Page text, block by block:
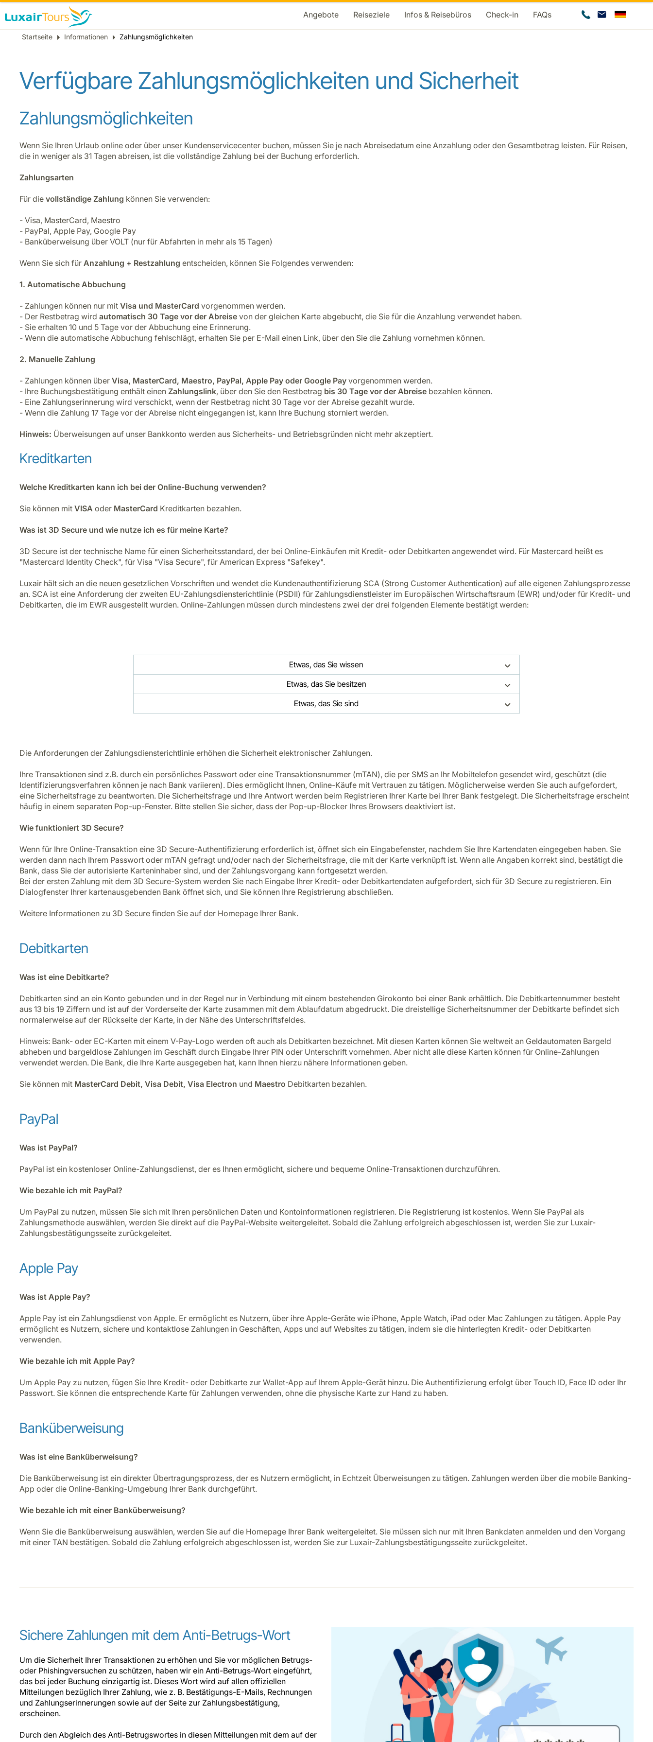
Angebote Reiseziele Infos & Reisebüros Check-in FAQs
Breadcrumb
Startseite Informationen Zahlungsmöglichkeiten
Verfügbare Zahlungsmöglichkeiten und Sicherheit
Zahlungsmöglichkeiten
Wenn Sie Ihren Urlaub online oder über unser Kundenservicecenter buchen, müssen Sie je nach Abreisedatum eine Anzahlung oder den Gesamtbetrag leisten. Für Reisen,
die in weniger als 31 Tagen abreisen, ist die vollständige Zahlung bei der Buchung erforderlich.
Zahlungsarten
Für die vollständige Zahlung können Sie verwenden:
- Visa, MasterCard, Maestro
- PayPal, Apple Pay, Google Pay
- Banküberweisung über VOLT (nur für Abfahrten in mehr als 15 Tagen)
Wenn Sie sich für Anzahlung + Restzahlung entscheiden, können Sie Folgendes verwenden:
1. Automatische Abbuchung
- Zahlungen können nur mit Visa und MasterCard vorgenommen werden.
- Der Restbetrag wird automatisch 30 Tage vor der Abreise von der gleichen Karte abgebucht, die Sie für die Anzahlung verwendet haben.
- Sie erhalten 10 und 5 Tage vor der Abbuchung eine Erinnerung.
- Wenn die automatische Abbuchung fehlschlägt, erhalten Sie per E-Mail einen Link, über den Sie die Zahlung vornehmen können.
2. Manuelle Zahlung
- Zahlungen können über Visa, MasterCard, Maestro, PayPal, Apple Pay oder Google Pay vorgenommen werden.
- Ihre Buchungsbestätigung enthält einen Zahlungslink, über den Sie den Restbetrag bis 30 Tage vor der Abreise bezahlen können.
- Eine Zahlungserinnerung wird verschickt, wenn der Restbetrag nicht 30 Tage vor der Abreise gezahlt wurde.
- Wenn die Zahlung 17 Tage vor der Abreise nicht eingegangen ist, kann Ihre Buchung storniert werden.
Hinweis: Überweisungen auf unser Bankkonto werden aus Sicherheits- und Betriebsgründen nicht mehr akzeptiert.
Kreditkarten
Welche Kreditkarten kann ich bei der Online-Buchung verwenden?
Sie können mit VISA oder MasterCard Kreditkarten bezahlen.
Was ist 3D Secure und wie nutze ich es für meine Karte?
3D Secure ist der technische Name für einen Sicherheitsstandard, der bei Online-Einkäufen mit Kredit- oder Debitkarten angewendet wird. Für Mastercard heißt es
"Mastercard Identity Check", für Visa "Visa Secure", für American Express "Safekey".
Luxair hält sich an die neuen gesetzlichen Vorschriften und wendet die Kundenauthentifizierung SCA (Strong Customer Authentication) auf alle eigenen Zahlungsprozesse
an. SCA ist eine Anforderung der zweiten EU-Zahlungsdiensterichtlinie (PSDII) für Zahlungsdienstleister im Europäischen Wirtschaftsraum (EWR) und/oder für Kredit- und
Debitkarten, die im EWR ausgestellt wurden. Online-Zahlungen müssen durch mindestens zwei der drei folgenden Elemente bestätigt werden:
Etwas, das Sie wissen
Etwas, das Sie besitzen
Etwas, das Sie sind
Die Anforderungen der Zahlungsdiensterichtlinie erhöhen die Sicherheit elektronischer Zahlungen.
Ihre Transaktionen sind z.B. durch ein persönliches Passwort oder eine Transaktionsnummer (mTAN), die per SMS an Ihr Mobiltelefon gesendet wird, geschützt (die
Identifizierungsverfahren können je nach Bank variieren). Dies ermöglicht Ihnen, Online-Käufe mit Vertrauen zu tätigen. Möglicherweise werden Sie auch aufgefordert,
eine Sicherheitsfrage zu beantworten. Die Sicherheitsfrage und Ihre Antwort werden beim Registrieren Ihrer Karte bei Ihrer Bank festgelegt. Die Sicherheitsfrage erscheint
häufig in einem separaten Pop-up-Fenster. Bitte stellen Sie sicher, dass der Pop-up-Blocker Ihres Browsers deaktiviert ist.
Wie funktioniert 3D Secure?
Wenn für Ihre Online-Transaktion eine 3D Secure-Authentifizierung erforderlich ist, öffnet sich ein Eingabefenster, nachdem Sie Ihre Kartendaten eingegeben haben. Sie
werden dann nach Ihrem Passwort oder mTAN gefragt und/oder nach der Sicherheitsfrage, die mit der Karte verknüpft ist. Wenn alle Angaben korrekt sind, bestätigt die
Bank, dass Sie der autorisierte Karteninhaber sind, und der Zahlungsvorgang kann fortgesetzt werden.
Bei der ersten Zahlung mit dem 3D Secure-System werden Sie nach Eingabe Ihrer Kredit- oder Debitkartendaten aufgefordert, sich für 3D Secure zu registrieren. Ein
Dialogfenster Ihrer kartenausgebenden Bank öffnet sich, und Sie können Ihre Registrierung abschließen.
Weitere Informationen zu 3D Secure finden Sie auf der Homepage Ihrer Bank.
Debitkarten
Was ist eine Debitkarte?
Debitkarten sind an ein Konto gebunden und in der Regel nur in Verbindung mit einem bestehenden Girokonto bei einer Bank erhältlich. Die Debitkartennummer besteht
aus 13 bis 19 Ziffern und ist auf der Vorderseite der Karte zusammen mit dem Ablaufdatum abgedruckt. Die dreistellige Sicherheitsnummer der Debitkarte befindet sich
normalerweise auf der Rückseite der Karte, in der Nähe des Unterschriftsfeldes.
Hinweis: Bank- oder EC-Karten mit einem V-Pay-Logo werden oft auch als Debitkarten bezeichnet. Mit diesen Karten können Sie weltweit an Geldautomaten Bargeld
abheben und bargeldlose Zahlungen im Geschäft durch Eingabe Ihrer PIN oder Unterschrift vornehmen. Aber nicht alle diese Karten können für Online-Zahlungen
verwendet werden. Die Bank, die Ihre Karte ausgegeben hat, kann Ihnen hierzu nähere Informationen geben.
Sie können mit MasterCard Debit, Visa Debit, Visa Electron und Maestro Debitkarten bezahlen.
PayPal
Was ist PayPal?
PayPal ist ein kostenloser Online-Zahlungsdienst, der es Ihnen ermöglicht, sichere und bequeme Online-Transaktionen durchzuführen.
Wie bezahle ich mit PayPal?
Um PayPal zu nutzen, müssen Sie sich mit Ihren persönlichen Daten und Kontoinformationen registrieren. Die Registrierung ist kostenlos. Wenn Sie PayPal als
Zahlungsmethode auswählen, werden Sie direkt auf die PayPal-Website weitergeleitet. Sobald die Zahlung erfolgreich abgeschlossen ist, werden Sie zur Luxair-
Zahlungsbestätigungsseite zurückgeleitet.
Apple Pay
Was ist Apple Pay?
Apple Pay ist ein Zahlungsdienst von Apple. Er ermöglicht es Nutzern, über ihre Apple-Geräte wie iPhone, Apple Watch, iPad oder Mac Zahlungen zu tätigen. Apple Pay
ermöglicht es Nutzern, sichere und kontaktlose Zahlungen in Geschäften, Apps und auf Websites zu tätigen, indem sie die hinterlegten Kredit- oder Debitkarten
verwenden.
Wie bezahle ich mit Apple Pay?
Um Apple Pay zu nutzen, fügen Sie Ihre Kredit- oder Debitkarte zur Wallet-App auf Ihrem Apple-Gerät hinzu. Die Authentifizierung erfolgt über Touch ID, Face ID oder Ihr
Passwort. Sie können die entsprechende Karte für Zahlungen verwenden, ohne die physische Karte zur Hand zu haben.
Banküberweisung
Was ist eine Banküberweisung?
Die Banküberweisung ist ein direkter Übertragungsprozess, der es Nutzern ermöglicht, in Echtzeit Überweisungen zu tätigen. Zahlungen werden über die mobile Banking-
App oder die Online-Banking-Umgebung Ihrer Bank durchgeführt.
Wie bezahle ich mit einer Banküberweisung?
Wenn Sie die Banküberweisung auswählen, werden Sie auf die Homepage Ihrer Bank weitergeleitet. Sie müssen sich nur mit Ihren Bankdaten anmelden und den Vorgang
mit einer TAN bestätigen. Sobald die Zahlung erfolgreich abgeschlossen ist, werden Sie zur Luxair-Zahlungsbestätigungsseite zurückgeleitet.
Sichere Zahlungen mit dem Anti-Betrugs-Wort
Um die Sicherheit Ihrer Transaktionen zu erhöhen und Sie vor möglichen Betrugs-
oder Phishingversuchen zu schützen, haben wir ein Anti-Betrugs-Wort eingeführt,
das bei jeder Buchung einzigartig ist. Dieses Wort wird auf allen offiziellen
Mitteilungen bezüglich Ihrer Zahlung, wie z. B. Bestätigungs-E-Mails, Rechnungen
und Zahlungserinnerungen sowie auf der Seite zur Zahlungsbestätigung,
erscheinen.
Durch den Abgleich des Anti-Betrugswortes in diesen Mitteilungen mit dem auf der